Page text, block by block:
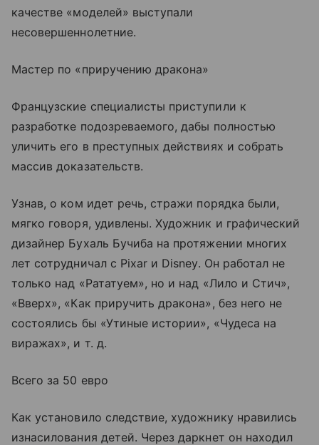
качестве «моделей» выступали
несовершеннолетние.
Мастер по «приручению дракона»
Французские специалисты приступили к
разработке подозреваемого, дабы полностью
уличить его в преступных действиях и собрать
массив доказательств.
Узнав, о ком идет речь, стражи порядка были,
мягко говоря, удивлены. Художник и графический
дизайнер Бухаль Бучиба на протяжении многих
лет сотрудничал с Pixar и Disney. Он работал не
только над «Рататуем», но и над «Лило и Стич»,
«Вверх», «Как приручить дракона», без него не
состоялись бы «Утиные истории», «Чудеса на
виражах», и т. д.
Всего за 50 евро
Как установило следствие, художнику нравились
изнасилования детей. Через даркнет он находил